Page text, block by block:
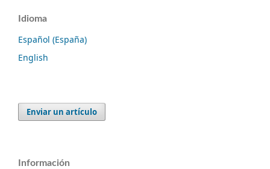
Idioma
Español (España)
English
Enviar un artículo
Información